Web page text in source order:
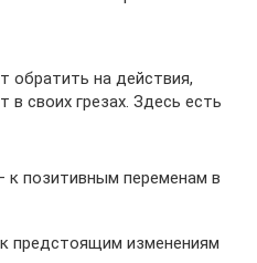
обратить на действия,
своих грезах. Здесь есть
к позитивным переменам в
предстоящим изменениям